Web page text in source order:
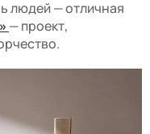
людей — отличная
— проект,